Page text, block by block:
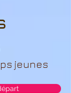
jeunes